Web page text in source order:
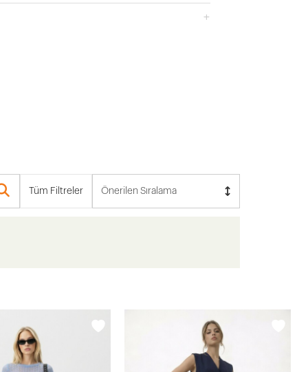
Tüm Filtreler Önerilen Sıralama